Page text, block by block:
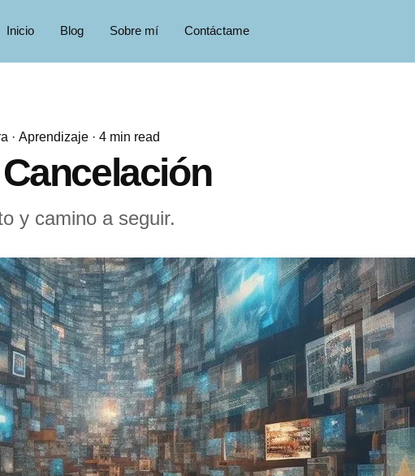
Inicio Blog Sobre mí Contáctame
· Aprendizaje · 4 min read
y camino a seguir.